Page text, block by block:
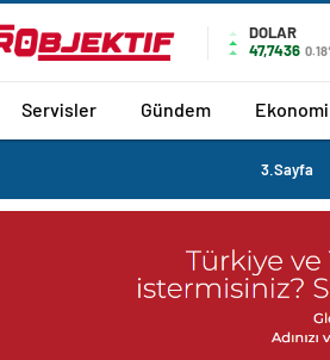
DOLAR
47,7436
Servisler Gündem Ekonomi
3.Sayfa